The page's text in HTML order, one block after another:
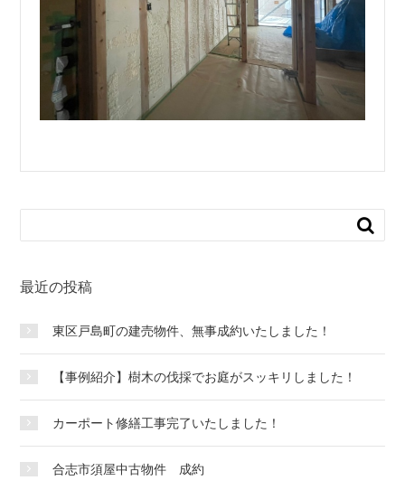
最近の投稿
東区戸島町の建売物件、無事成約いたしました！
【事例紹介】樹木の伐採でお庭がスッキリしました！
カーポート修繕工事完了いたしました！
合志市須屋中古物件 成約